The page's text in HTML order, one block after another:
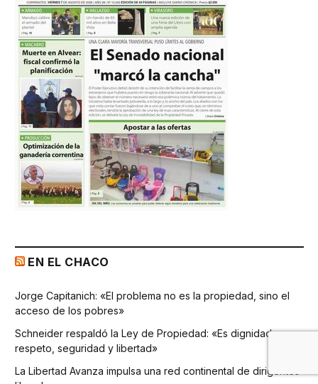
EN EL CHACO
Jorge Capitanich: «El problema no es la propiedad, sino el
acceso de los pobres»
Schneider respaldó la Ley de Propiedad: «Es dignidad,
respeto, seguridad y libertad»
La Libertad Avanza impulsa una red continental de dirigentes